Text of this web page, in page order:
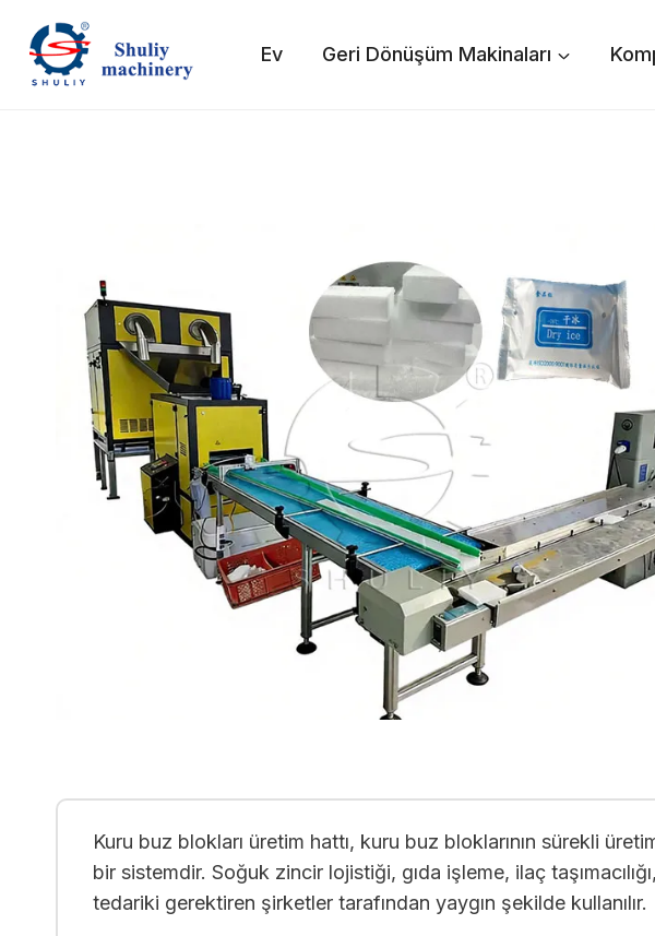
content
Ev Geri Dönüşüm Makinaları
Kuru buz blokları üretim hattı, kuru buz bloklarının sürekli
bir sistemdir. Soğuk zincir lojistiği, gıda işleme, ilaç
tedariki gerektiren şirketler tarafından yaygın şekilde kullanılır.